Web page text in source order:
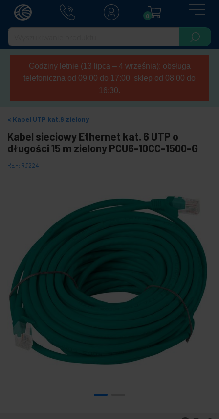
0
Godziny letnie (13 lipca – 4 września): obsługa
telefoniczna od 09:00 do 17:00, sklep od 08:00 do
16:30.
Kabel UTP kat.6 zielony
Kabel sieciowy Ethernet kat. 6 UTP o
długości 15 m zielony PCU6-10CC-1500-G
REF: RJ224